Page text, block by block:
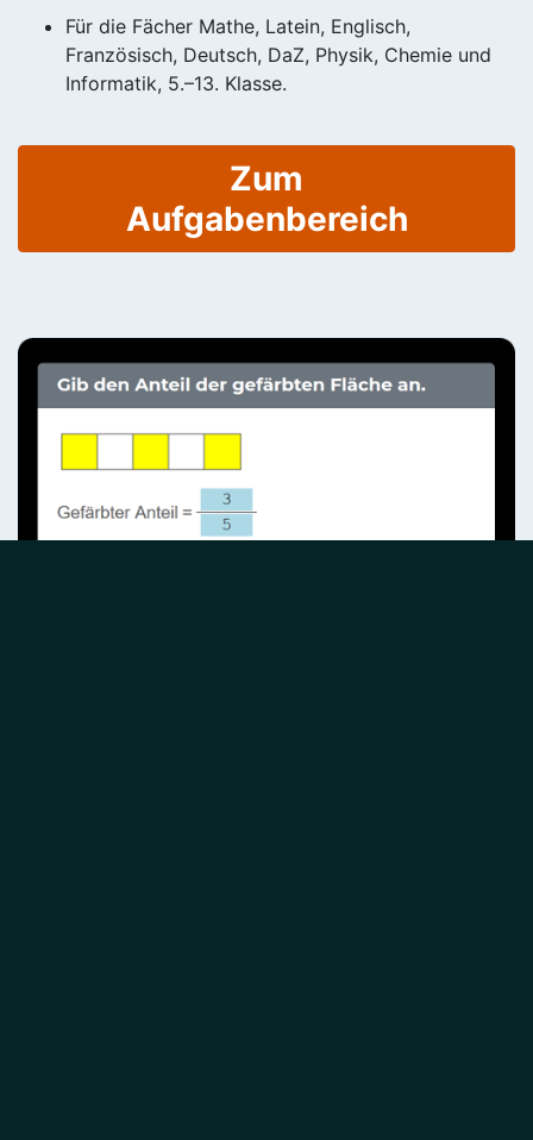
Für die Fächer Mathe, Latein, Englisch,
Französisch, Deutsch, DaZ, Physik, Chemie und
Informatik, 5.–13. Klasse.
Zum
Aufgabenbereich